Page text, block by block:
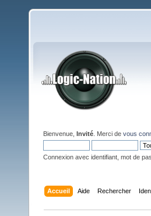
Bienvenue, Invité . Merci de vous
Connexion avec identifiant, mot de
Accueil Aide Rechercher